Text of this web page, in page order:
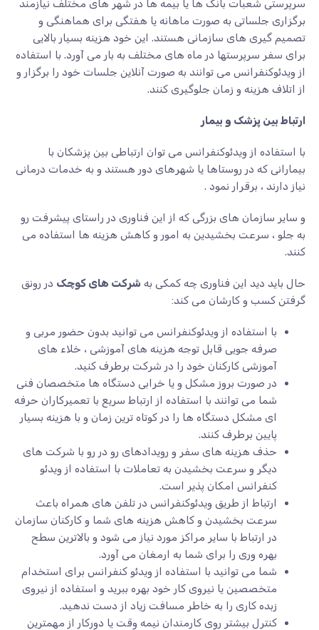
سرپرستی شعبات بانک ها یا بیمه ها در شهر های مختلف نیازمند
برگزاری جلساتی به صورت ماهانه یا هفتگی برای هماهنگی و
تصمیم گیری های سازمانی هستند. این خود هزینه بسیار بالایی
برای سفر سرپرستها در ماه های مختلف به بار می آورد. با استفاده
از ویدئوکنفرانس می توانند به صورت آنلاین جلسات خود را برگزار و
از اتلاف هزینه و زمان جلوگیری کنند.
ارتباط بین پزشک و بیمار
با استفاده از ویدئوکنفرانس می توان ارتباطی بین پزشکان با
بیمارانی که در روستاها یا شهرهای دور هستند و به خدمات درمانی
نیاز دارند ، برقرار نمود .
و سایر سازمان های بزرگی که از این فناوری در راستای پیشرفت رو
به جلو ، سرعت بخشیدین به امور و کاهش هزینه ها استفاده می
کنند.
حال باید دید این فناوری چه کمکی به شرکت های کوچک در رونق
گرفتن کسب و کارشان می کند:
با استفاده از ویدئوکنفرانس می توانید بدون حضور مربی و
صرفه جویی قابل توجه هزینه های آموزشی ، خلاء های
آموزشی کارکنان خود را در شرکت برطرف کنید.
در صورت بروز مشکل و یا خرابی دستگاه ها متخصصان فنی
شما می توانند با استفاده از ارتباط سریع با تعمیرکاران حرفه
ای مشکل دستگاه ها را در کوتاه ترین زمان و با هزینه بسیار
پایین برطرف کنند.
حذف هزینه های سفر و رویدادهای رو در رو با شرکت های
دیگر و سرعت بخشیدن به تعاملات با استفاده از ویدئو
کنفرانس امکان پذیر است.
ارتباط از طریق ویدئوکنفرانس در تلفن های همراه باعث
سرعت بخشیدن و کاهش هزینه های شما و کارکنان سازمان
در ارتباط با سایر مراکز مورد نیاز می شود و بالاترین سطح
بهره وری را برای شما به ارمغان می آورد.
شما می توانید با استفاده از ویدئو کنفرانس برای استخدام
متخصصین یا نیروی کار خود بهره ببرید و استفاده از نیروی
زبده کاری را به خاطر مسافت زیاد از دست ندهید.
کنترل بیشتر روی کارمندان نیمه وقت یا دورکار از مهمترین